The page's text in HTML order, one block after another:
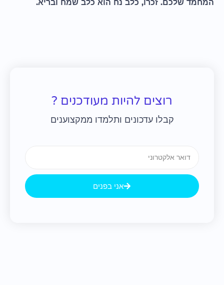
המחמד שלכם. זכרו, כלב נח הוא כלב שמח ובריא.
רוצים להיות מעודכנים ?
קבלו עדכונים ותלמדו ממקצוענים
אני בפנים